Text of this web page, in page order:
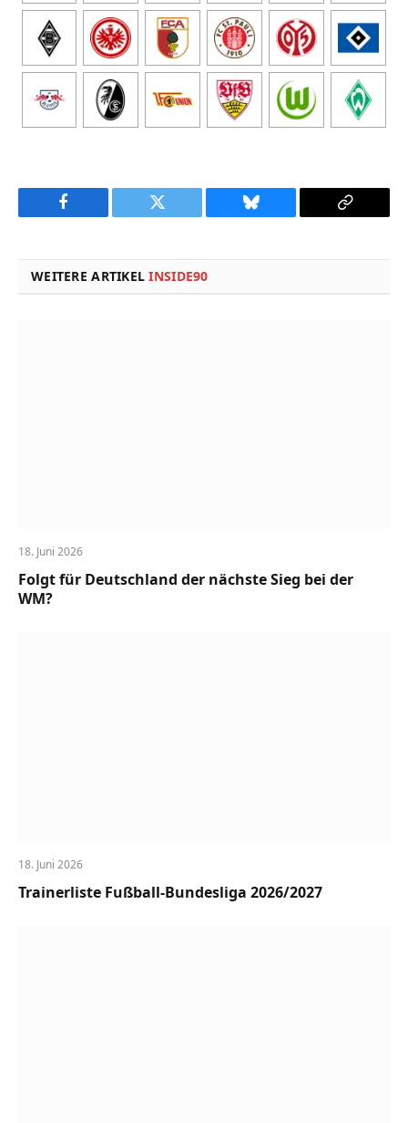
Facebook Twitter Bluesky
Copy
WEITERE ARTIKELINSIDE90
18. Juni 2026
Folgt für Deutschland der nächste Sieg bei der
WM?
18. Juni 2026
Trainerliste Fußball-Bundesliga 2026/2027